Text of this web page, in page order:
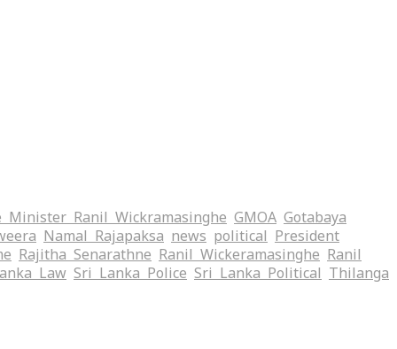
Minister Ranil Wickramasinghe GMOA Gotabaya
Namal Rajapaksa news political President
Rajitha Senarathne Ranil Wickeramasinghe Ranil
Law Sri Lanka Police Sri Lanka Political Thilanga